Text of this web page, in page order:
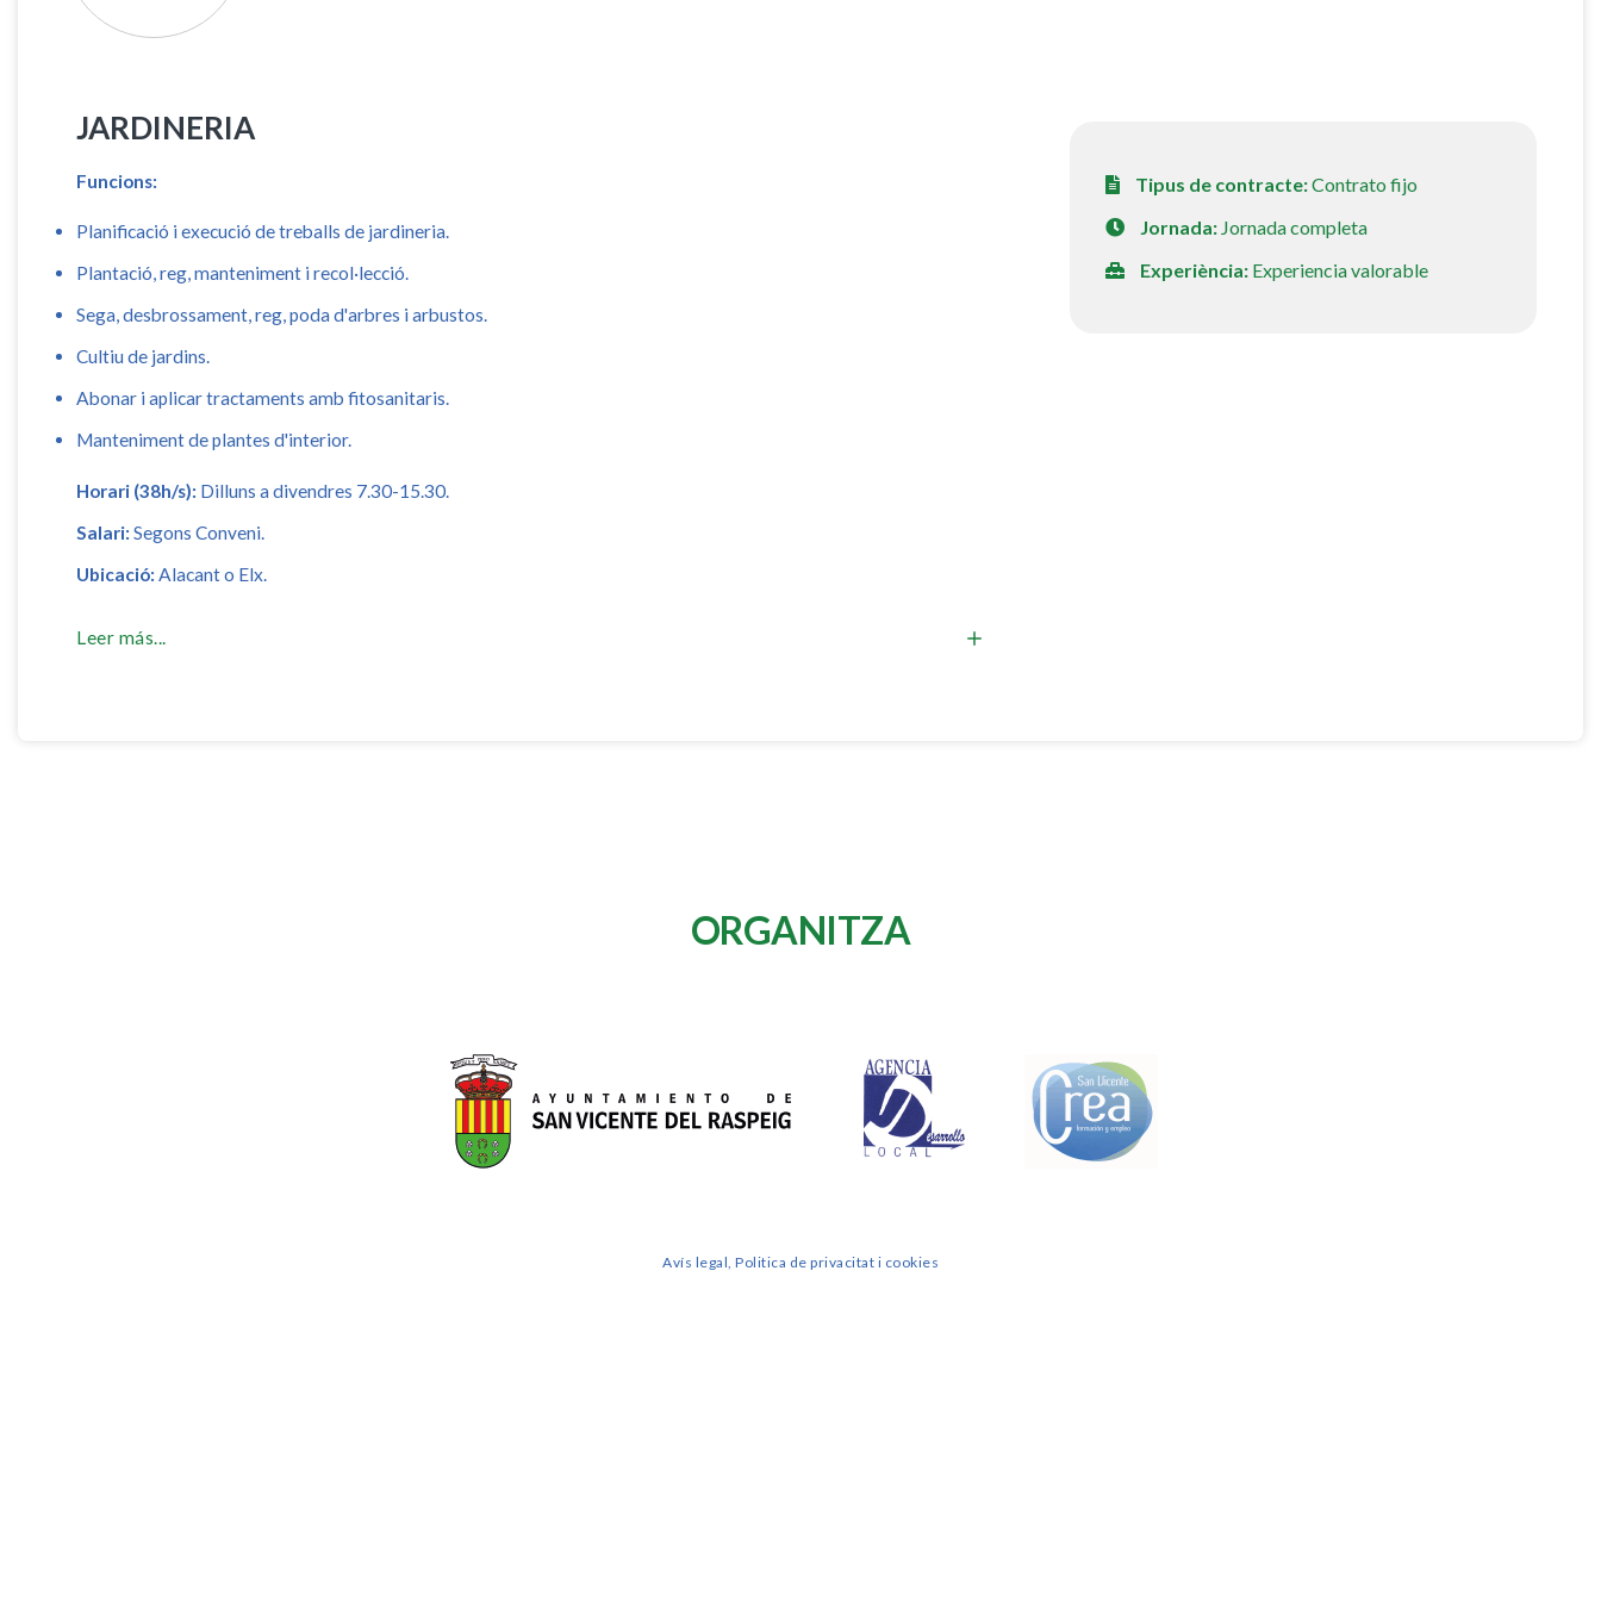
JARDINERIA
Funcions:
Planificació i execució de treballs de jardineria.
Plantació, reg, manteniment i recol·lecció.
Sega, desbrossament, reg, poda d'arbres i arbustos.
Cultiu de jardins.
Abonar i aplicar tractaments amb fitosanitaris.
Manteniment de plantes d'interior.
Horari (38h/s): Dilluns a divendres 7.30-15.30.
Salari: Segons Conveni.
Ubicació: Alacant o Elx.
Leer más...
Tipus de contracte:Contrato fijo
Jornada: Jornada completa
Experiència:Experiencia valorable
ORGANITZA
Avís legal, Politica de privacitat i cookies